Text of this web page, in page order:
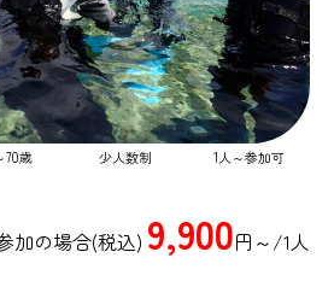
70歳 少人数制 1人～参加可
加の場合(税込) 9,900円～/1人